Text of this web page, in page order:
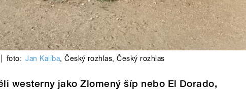
foto: Jan Kaliba,Český rozhlas,Český rozhlas
westerny jako Zlomený šíp nebo El Dorado,